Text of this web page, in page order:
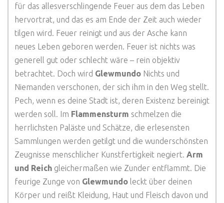
für das allesverschlingende Feuer aus dem das Leben
hervortrat, und das es am Ende der Zeit auch wieder
tilgen wird. Feuer reinigt und aus der Asche kann
neues Leben geboren werden. Feuer ist nichts was
generell gut oder schlecht wäre – rein objektiv
betrachtet. Doch wird Glewmundo Nichts und
Niemanden verschonen, der sich ihm in den Weg stellt.
Pech, wenn es deine Stadt ist, deren Existenz bereinigt
werden soll. Im Flammensturm schmelzen die
herrlichsten Paläste und Schätze, die erlesensten
Sammlungen werden getilgt und die wunderschönsten
Zeugnisse menschlicher Kunstfertigkeit negiert. Arm
und Reich gleichermaßen wie Zunder entflammt. Die
feurige Zunge von Glewmundo leckt über deinen
Körper und reißt Kleidung, Haut und Fleisch davon und